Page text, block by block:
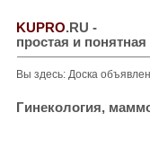
KUPRO.RU -
простая и
Вы здесь: Доска
Гинекология,